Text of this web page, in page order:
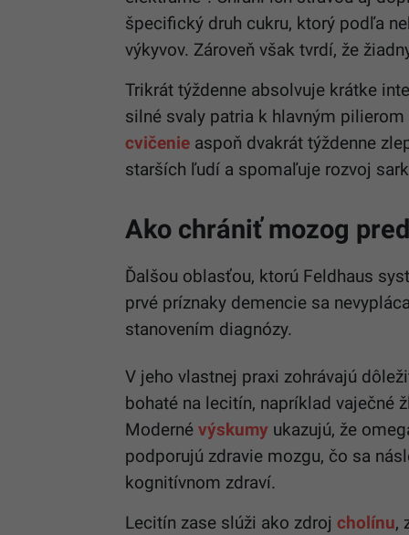
špecifický druh cukru, ktorý podľa
výkyvov. Zároveň však tvrdí, že
Trikrát týždenne absolvuje krátke
silné svaly patria k hlavným
cvičenie aspoň dvakrát týždenne
starších ľudí a spomaľuje rozvoj
Ako chrániť mozog
Ďalšou oblasťou, ktorú Feldhaus
prvé príznaky demencie sa
stanovením diagnózy.
V jeho vlastnej praxi zohrávajú
bohaté na lecitín, napríklad vaječné
Moderné výskumy ukazujú, že
podporujú zdravie mozgu, čo sa
kognitívnom zdraví.
Lecitín zase slúži ako zdroj cholínu,